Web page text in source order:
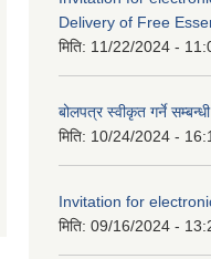
Delivery of Free
मिति: 11/22/2024 -
बोलपत्र स्वीकृत गर्ने
मिति: 10/24/2024 -
Invitation for
मिति: 09/16/2024 -